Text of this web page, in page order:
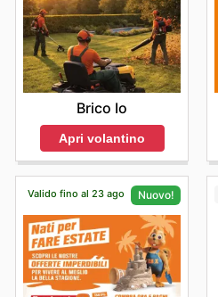
Brico Io
Apri volantino
Valido fino al 23 ago Nuovo!